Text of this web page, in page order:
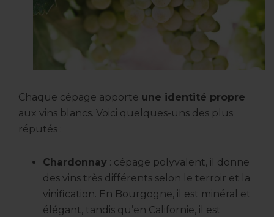
Chaque cépage apporte une identité propre
aux vins blancs. Voici quelques-uns des plus
réputés :
Chardonnay : cépage polyvalent, il donne
des vins très différents selon le terroir et la
vinification. En Bourgogne, il est minéral et
élégant, tandis qu’en Californie, il est